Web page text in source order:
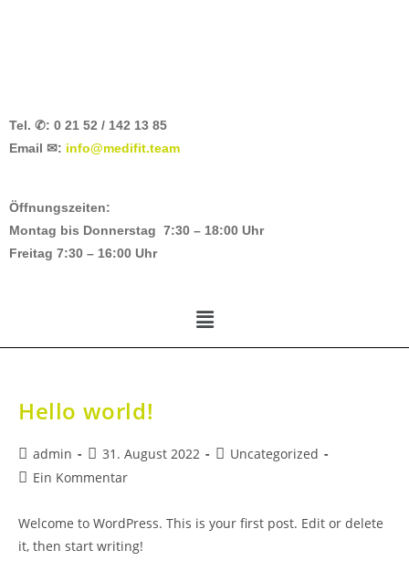
Tel. ✆: 0 21 52 / 142 13 85
Email ✉: info@medifit.team
Öffnungszeiten:
Montag bis Donnerstag 7:30 – 18:00 Uhr
Freitag 7:30 – 16:00 Uhr
Hello world!
admin 31. August 2022
Uncategorized
Ein Kommentar
Welcome to WordPress. This is your first post. Edit or delete
it, then start writing!